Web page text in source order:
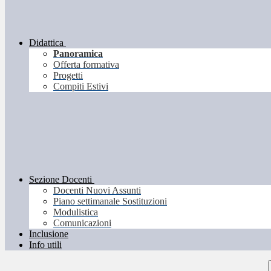
Didattica
Panoramica
Offerta formativa
Progetti
Compiti Estivi
Sezione Docenti
Docenti Nuovi Assunti
Piano settimanale Sostituzioni
Modulistica
Comunicazioni
Inclusione
Info utili